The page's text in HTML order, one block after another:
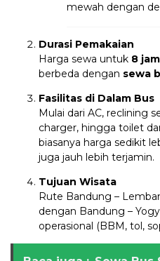
mewah dengan
Durasi Pemakaian
Harga sewa untuk 8
berbeda dengan sewa
Fasilitas di Dalam Bus
Mulai dari AC, reclining
charger, hingga toilet
biasanya harga sedikit
juga jauh lebih terjamin.
Tujuan Wisata
Rute Bandung –
dengan Bandung –
operasional (BBM, tol,